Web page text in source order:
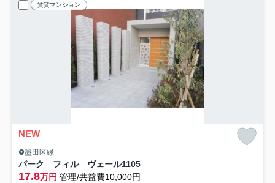
賃貸マンション
NEW
墨田区緑
パーク フィル ヴェール1105
17.8万円 管理/共益費10,000円